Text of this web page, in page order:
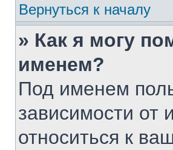
Вернуться к началу
» Как я могу
именем?
Под именем
зависимости от
относиться к